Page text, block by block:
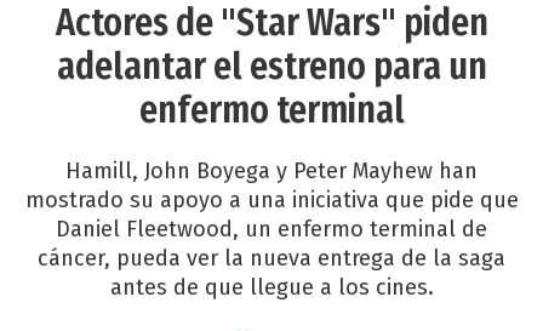
Actores de "Star Wars" piden
adelantar el estreno para un
enfermo terminal
Hamill, John Boyega y Peter Mayhew han
mostrado su apoyo a una iniciativa que pide que
Daniel Fleetwood, un enfermo terminal de
cáncer, pueda ver la nueva entrega de la saga
antes de que llegue a los cines.